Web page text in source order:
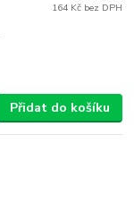
164 Kč bez DPH
Přidat do košíku